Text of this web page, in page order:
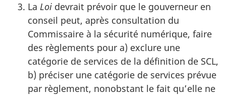
La Loi devrait prévoir que le gouverneur en
conseil peut, après consultation du
Commissaire à la sécurité numérique, faire
des règlements pour a) exclure une
catégorie de services de la définition de SCL,
b) préciser une catégorie de services prévue
par règlement, nonobstant le fait qu’elle ne